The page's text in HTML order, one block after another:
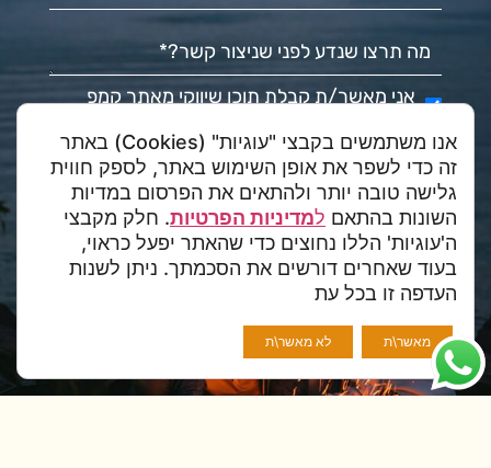
אני מאשר/ת קבלת תוכן שיווקי מאתר קמפ סהרה
אני מאשר/ת קבלת תוכן שיווקי מאתר קמפ
שלח
אנו משתמשים בקבצי "עוגיות" (Cookies) באתר
זה כדי לשפר את אופן השימוש באתר, לספק חווית
גלישה טובה יותר ולהתאים את הפרסום במדיות
השונות בהתאם למדיניות הפרטיות. חלק מקבצי
ה'עוגיות' הללו נחוצים כדי שהאתר יפעל כראוי,
בעוד שאחרים דורשים את הסכמתך. ניתן לשנות
העדפה זו בכל עת
מאשר\ת לא מאשר\ת